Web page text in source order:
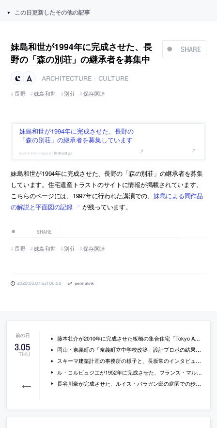
この日更新したその他の記事
SHARE
妹島和世が1994年に完成させた、長
野の「森の別荘」の継承者を募集中
ARCHITECTURE
CULTURE
長野
妹島和世 別荘 保存関連
妹島和世が1994年に完成させた、長野の
「森の別荘」の継承者を募集しています
hhtrust.jp
妹島和世が1994年に完成させた、長野の「森の別荘」の継承者を募集
しています。住宅遺産トラストのサイトに情報が掲載されています。
こちらのページには、1997年に行われた講演での、 妹島による同作品
の解説と平面図の記録
が残っています。
SHARE
長野 妹島和世 別荘 保存関連
2020.03.07 Sat 06:56 permalink
3.05
THU
藤本壮介が2010年に完成させた板橋の集合住宅「Tokyo Apartment」の一室に空きがでています
岡山・奈義町の「奈義町立中学校改築」設計プロポの結果と、提案書が公開
スキーマ建築計画の事務所の様子と、長坂常のインタビューを収録したarchdaily制作の動画
ル・コルビュジエが1952年に完成させた、フランス・マルセイユの集合住宅「ユニテ・ダビタシオン」の現在をとらえた写真
長谷川豪が完成させた、ルイス・バラガン邸の庭園での歩道状のインスタレーション作品「flying carpet」をdomusが特集